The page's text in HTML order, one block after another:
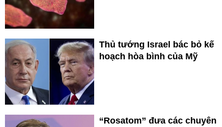
Thủ tướng Israel bác bỏ kế
hoạch hòa bình của Mỹ
“Rosatom” đưa các chuyên